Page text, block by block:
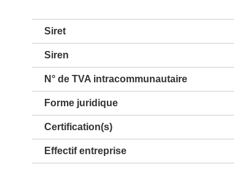
Siret
Siren
N° de TVA intracommunautaire
Forme juridique
Certification(s)
Effectif entreprise